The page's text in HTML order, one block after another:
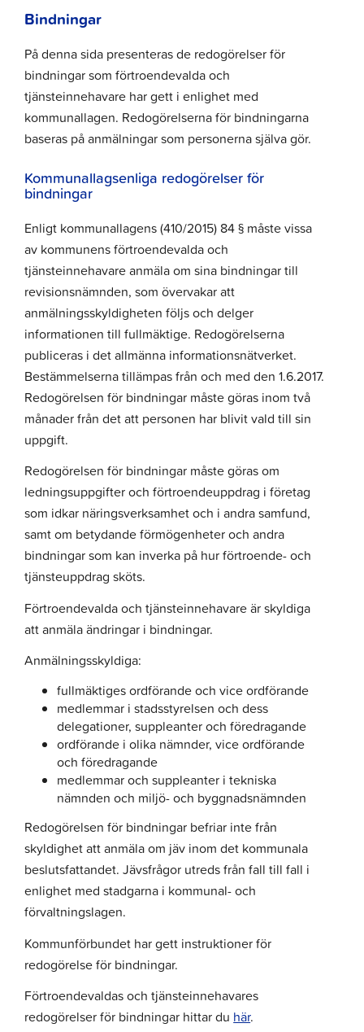
Bindningar
På denna sida presenteras de redogörelser för
bindningar som förtroendevalda och
tjänsteinnehavare har gett i enlighet med
kommunallagen. Redogörelserna för bindningarna
baseras på anmälningar som personerna själva gör.
Kommunallagsenliga redogörelser för
bindningar
Enligt kommunallagens (410/2015) 84 § måste vissa
av kommunens förtroendevalda och
tjänsteinnehavare anmäla om sina bindningar till
revisionsnämnden, som övervakar att
anmälningsskyldigheten följs och delger
informationen till fullmäktige. Redogörelserna
publiceras i det allmänna informationsnätverket.
Bestämmelserna tillämpas från och med den 1.6.2017.
Redogörelsen för bindningar måste göras inom två
månader från det att personen har blivit vald till sin
uppgift.
Redogörelsen för bindningar måste göras om
ledningsuppgifter och förtroendeuppdrag i företag
som idkar näringsverksamhet och i andra samfund,
samt om betydande förmögenheter och andra
bindningar som kan inverka på hur förtroende- och
tjänsteuppdrag sköts.
Förtroendevalda och tjänsteinnehavare är skyldiga
att anmäla ändringar i bindningar.
Anmälningsskyldiga:
fullmäktiges ordförande och vice ordförande
medlemmar i stadsstyrelsen och dess
delegationer, suppleanter och föredragande
ordförande i olika nämnder, vice ordförande
och föredragande
medlemmar och suppleanter i tekniska
nämnden och miljö- och byggnadsnämnden
Redogörelsen för bindningar befriar inte från
skyldighet att anmäla om jäv inom det kommunala
beslutsfattandet. Jävsfrågor utreds från fall till fall i
enlighet med stadgarna i kommunal- och
förvaltningslagen.
Kommunförbundet har gett instruktioner för
redogörelse för bindningar.
Förtroendevaldas och tjänsteinnehavares
redogörelser för bindningar hittar du här.